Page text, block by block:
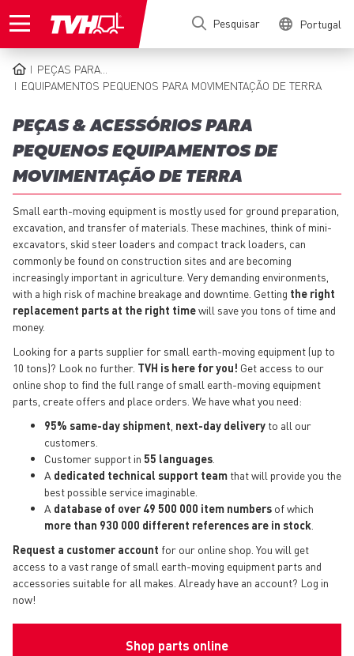
para
principal
Pesquisar Portugal
NAVEGAÇÃO
PEÇAS PARA...
EQUIPAMENTOS PEQUENOS PARA MOVIMENTAÇÃO DE TERRA
PEÇAS & ACESSÓRIOS PARA
PEQUENOS EQUIPAMENTOS DE
MOVIMENTAÇÃO DE TERRA
Small earth-moving equipment is mostly used for ground preparation,
excavation, and transfer of materials. These machines, think of mini-
excavators, skid steer loaders and compact track loaders, can
commonly be found on construction sites and are becoming
increasingly important in agriculture. Very demanding environments,
with a high risk of machine breakage and downtime. Getting the right
replacement parts at the right timewill save you tons of time and
money.
Looking for a parts supplier for small earth-moving equipment (up to
10 tons)? Look no further. TVH is here for you! Get access to our
online shop to find the full range of small earth-moving equipment
parts, create offers and place orders. We have what you need:
95% same-day shipment next-day delivery to all our
customers.
Customer support in 55 languages
A dedicated technical support team that will provide you the
best possible service imaginable.
A database of over 49 500 000 item numbers of which
more than 930 000 different references are in stock
Request a customer account for our online shop. You will get
access to a vast range of small earth-moving equipment parts and
accessories suitable for all makes. Already have an account? Log in
now!
Shop parts online